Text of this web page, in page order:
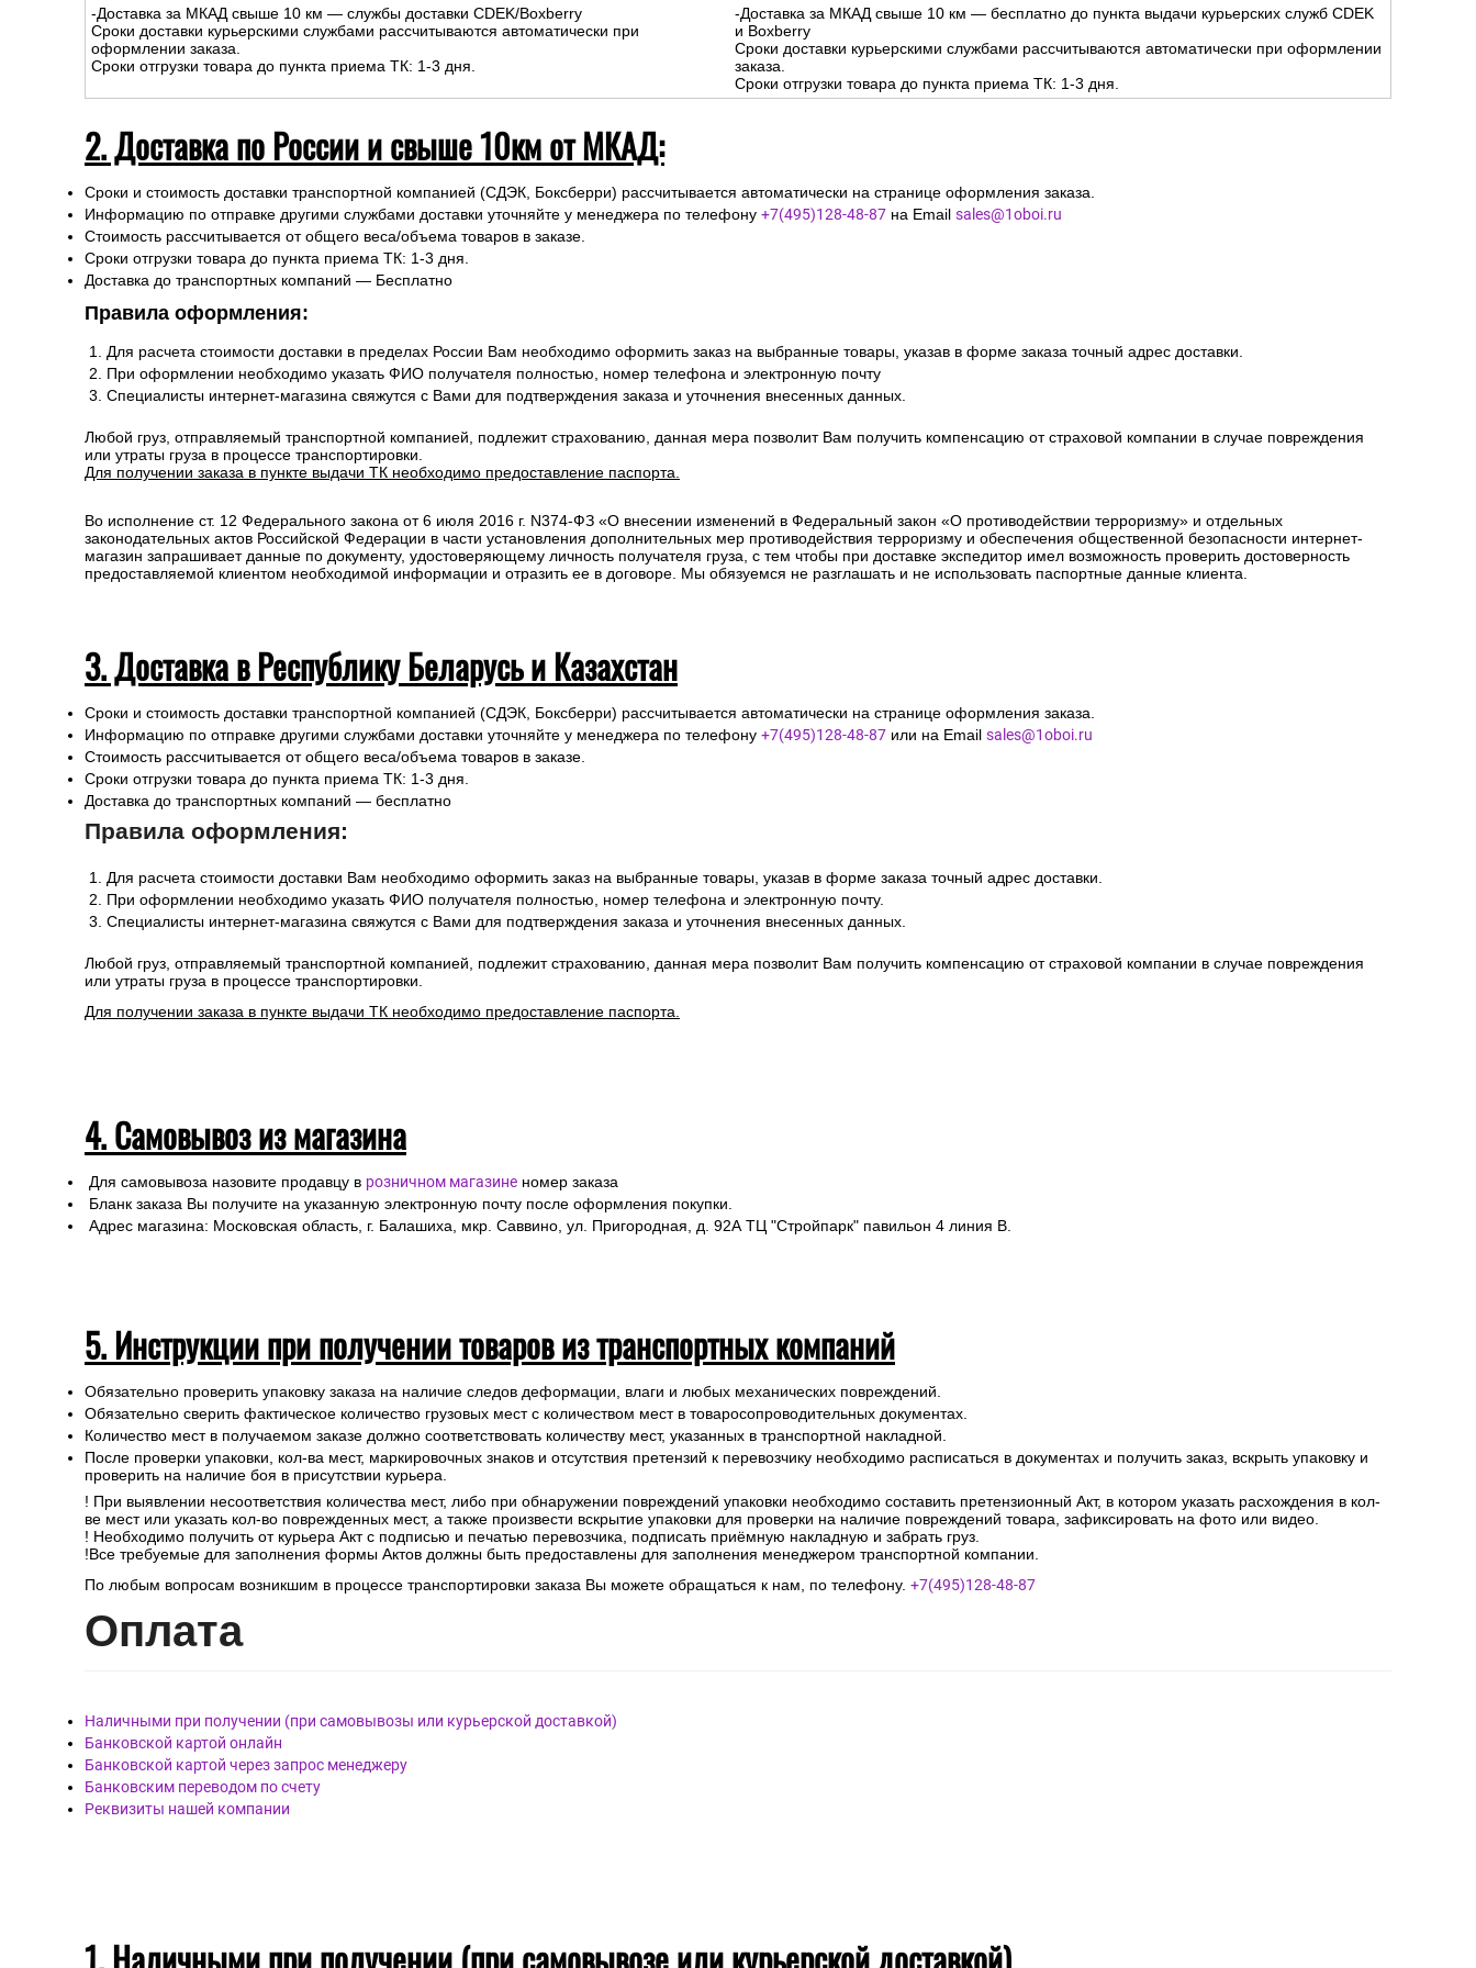
-Доставка за МКАД свыше 10 км — службы доставки CDEK/Boxberry
Сроки доставки курьерскими службами рассчитываются автоматически при
оформлении заказа.
Сроки отгрузки товара до пункта приема ТК: 1-3 дня.
-Доставка за МКАД свыше 10 км — бесплатно до пункта выдачи курьерских служб CDEK
и Boxberry
Сроки доставки курьерскими службами рассчитываются автоматически при оформлении
заказа.
Сроки отгрузки товара до пункта приема ТК: 1-3 дня.
2. Доставка по России и свыше 10км от МКАД:
Сроки и стоимость доставки транспортной компанией (СДЭК, Боксберри) рассчитывается автоматически на странице оформления заказа.
Информацию по отправке другими службами доставки уточняйте у менеджера по телефону +7(495)128-48-87 на Email sales@1oboi.ru
Стоимость рассчитывается от общего веса/объема товаров в заказе.
Сроки отгрузки товара до пункта приема ТК: 1-3 дня.
Доставка до транспортных компаний — Бесплатно
Правила оформления:
Для расчета стоимости доставки в пределах России Вам необходимо оформить заказ на выбранные товары, указав в форме заказа точный адрес доставки.
При оформлении необходимо указать ФИО получателя полностью, номер телефона и электронную почту
Специалисты интернет-магазина свяжутся с Вами для подтверждения заказа и уточнения внесенных данных.
Любой груз, отправляемый транспортной компанией, подлежит страхованию, данная мера позволит Вам получить компенсацию от страховой компании в случае повреждения
или утраты груза в процессе транспортировки.
Для получении заказа в пункте выдачи ТК необходимо предоставление паспорта.
Во исполнение ст. 12 Федерального закона от 6 июля 2016 г. N374-ФЗ «О внесении изменений в Федеральный закон «О противодействии терроризму» и отдельных
законодательных актов Российской Федерации в части установления дополнительных мер противодействия терроризму и обеспечения общественной безопасности интернет-
магазин запрашивает данные по документу, удостоверяющему личность получателя груза, с тем чтобы при доставке экспедитор имел возможность проверить достоверность
предоставляемой клиентом необходимой информации и отразить ее в договоре. Мы обязуемся не разглашать и не использовать паспортные данные клиента.
3. Доставка в Республику Беларусь и Казахстан
Сроки и стоимость доставки транспортной компанией (СДЭК, Боксберри) рассчитывается автоматически на странице оформления заказа.
Информацию по отправке другими службами доставки уточняйте у менеджера по телефону +7(495)128-48-87 или на Email sales@1oboi.ru
Стоимость рассчитывается от общего веса/объема товаров в заказе.
Сроки отгрузки товара до пункта приема ТК: 1-3 дня.
Доставка до транспортных компаний — бесплатно
Правила оформления:
Для расчета стоимости доставки Вам необходимо оформить заказ на выбранные товары, указав в форме заказа точный адрес доставки.
При оформлении необходимо указать ФИО получателя полностью, номер телефона и электронную почту.
Специалисты интернет-магазина свяжутся с Вами для подтверждения заказа и уточнения внесенных данных.
Любой груз, отправляемый транспортной компанией, подлежит страхованию, данная мера позволит Вам получить компенсацию от страховой компании в случае повреждения
или утраты груза в процессе транспортировки.
Для получении заказа в пункте выдачи ТК необходимо предоставление паспорта.
4. Самовывоз из магазина
Для самовывоза назовите продавцу в розничном магазине номер заказа
Бланк заказа Вы получите на указанную электронную почту после оформления покупки.
Адрес магазина: Московская область, г. Балашиха, мкр. Саввино, ул. Пригородная, д. 92А ТЦ "Стройпарк" павильон 4 линия В.
5. Инструкции при получении товаров из транспортных компаний
Обязательно проверить упаковку заказа на наличие следов деформации, влаги и любых механических повреждений.
Обязательно сверить фактическое количество грузовых мест с количеством мест в товаросопроводительных документах.
Количество мест в получаемом заказе должно соответствовать количеству мест, указанных в транспортной накладной.
После проверки упаковки, кол-ва мест, маркировочных знаков и отсутствия претензий к перевозчику необходимо расписаться в документах и получить заказ, вскрыть упаковку и
проверить на наличие боя в присутствии курьера.
! При выявлении несоответствия количества мест, либо при обнаружении повреждений упаковки необходимо составить претензионный Акт, в котором указать расхождения в кол-
ве мест или указать кол-во поврежденных мест, а также произвести вскрытие упаковки для проверки на наличие повреждений товара, зафиксировать на фото или видео.
! Необходимо получить от курьера Акт с подписью и печатью перевозчика, подписать приёмную накладную и забрать груз.
!Все требуемые для заполнения формы Актов должны быть предоставлены для заполнения менеджером транспортной компании.
По любым вопросам возникшим в процессе транспортировки заказа Вы можете обращаться к нам, по телефону. +7(495)128-48-87
Оплата
Наличными при получении (при самовывозы или курьерской доставкой)
Банковской картой онлайн
Банковской картой через запрос менеджеру
Банковским переводом по счету
Реквизиты нашей компании